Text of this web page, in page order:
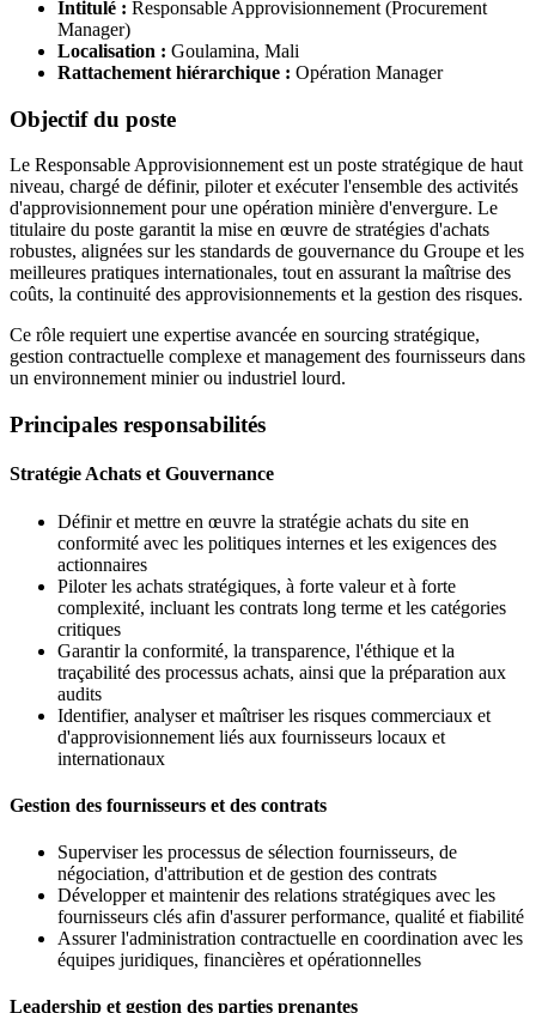
Intitulé : Responsable Approvisionnement (Procurement
Manager)
Localisation : Goulamina, Mali
Rattachement hiérarchique : Opération Manager
Objectif du poste
Le Responsable Approvisionnement est un poste stratégique de haut
niveau, chargé de définir, piloter et exécuter l'ensemble des activités
d'approvisionnement pour une opération minière d'envergure. Le
titulaire du poste garantit la mise en œuvre de stratégies d'achats
robustes, alignées sur les standards de gouvernance du Groupe et les
meilleures pratiques internationales, tout en assurant la maîtrise des
coûts, la continuité des approvisionnements et la gestion des risques.
Ce rôle requiert une expertise avancée en sourcing stratégique,
gestion contractuelle complexe et management des fournisseurs dans
un environnement minier ou industriel lourd.
Principales responsabilités
Stratégie Achats et Gouvernance
Définir et mettre en œuvre la stratégie achats du site en
conformité avec les politiques internes et les exigences des
actionnaires
Piloter les achats stratégiques, à forte valeur et à forte
complexité, incluant les contrats long terme et les catégories
critiques
Garantir la conformité, la transparence, l'éthique et la
traçabilité des processus achats, ainsi que la préparation aux
audits
Identifier, analyser et maîtriser les risques commerciaux et
d'approvisionnement liés aux fournisseurs locaux et
internationaux
Gestion des fournisseurs et des contrats
Superviser les processus de sélection fournisseurs, de
négociation, d'attribution et de gestion des contrats
Développer et maintenir des relations stratégiques avec les
fournisseurs clés afin d'assurer performance, qualité et fiabilité
Assurer l'administration contractuelle en coordination avec les
équipes juridiques, financières et opérationnelles
Leadership et gestion des parties prenantes